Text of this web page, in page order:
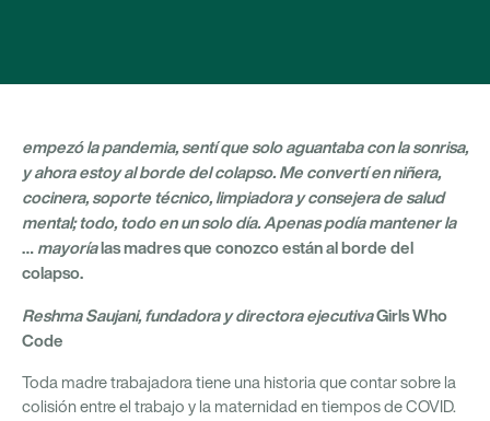
empezó la pandemia, sentí que solo aguantaba con la sonrisa,
y ahora estoy al borde del colapso. Me convertí en niñera,
cocinera, soporte técnico, limpiadora y consejera de salud
mental; todo, todo en un solo día. Apenas podía mantener la
…mayoríalas madres que conozco están al borde del
colapso.
Reshma Saujani, fundadora y directora ejecutivaGirls Who
Code
Toda madre trabajadora tiene una historia que contar sobre la
colisión entre el trabajo y la maternidad en tiempos de COVID.